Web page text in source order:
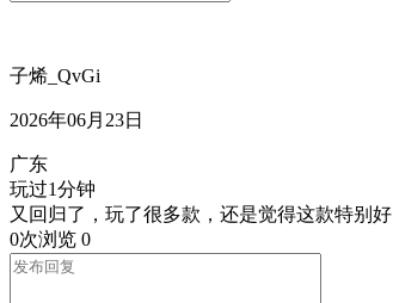
子烯_QvGi
2026年06月23日
广东
玩过1分钟
又回归了，玩了很多款，还是觉得这款特别好
0次浏览 0